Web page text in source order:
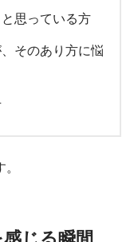
思っている方
そのあり方に悩